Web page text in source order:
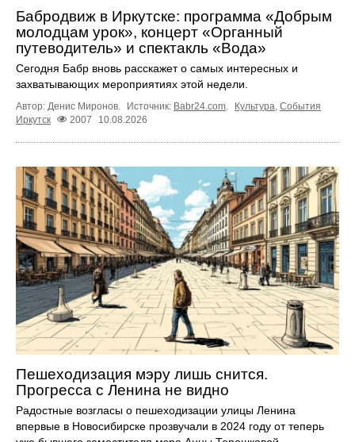
Бабродвиж в Иркутске: программа «Добрым
молодцам урок», концерт «Органный
путеводитель» и спектакль «Вода»
Сегодня Бабр вновь расскажет о самых интересных и
захватывающих мероприятиях этой недели.
Автор: Денис Миронов. Источник: Babr24.com. Культура, События
Иркутск
2007 10.08.2026
Пешеходизация мэру лишь снится.
Прогресса с Ленина не видно
Радостные возгласы о пешеходизации улицы Ленина
впервые в Новосибирске прозвучали в 2024 году от теперь